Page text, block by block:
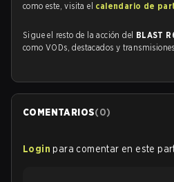
como este, visita el calendario de
Sigue el resto de la acción del BLAST
como VODs, destacados y
COMENTARIOS(0)
Login para comentar en este